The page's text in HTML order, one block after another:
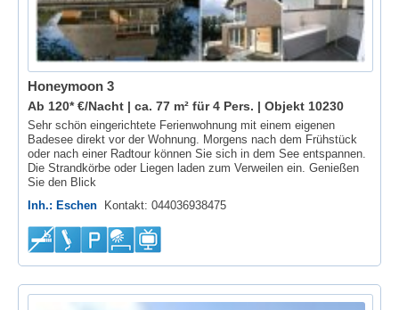
Honeymoon 3
Ab 120* €/Nacht | ca. 77 m² für 4 Pers. | Objekt 10230
Sehr schön eingerichtete Ferienwohnung mit einem eigenen
Badesee direkt vor der Wohnung. Morgens nach dem Frühstück
oder nach einer Radtour können Sie sich in dem See entspannen.
Die Strandkörbe oder Liegen laden zum Verweilen ein. Genießen
Sie den Blick
Inh.: Eschen
Kontakt: 044036938475